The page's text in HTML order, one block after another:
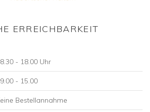
ERREICHBARKEIT
- 18.00 Uhr
- 15.00
Bestellannahme